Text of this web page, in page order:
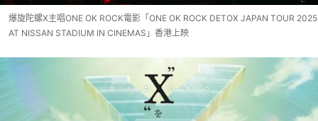
爆旋陀螺X主唱ONE OK ROCK電影「ONE OK ROCK DETOX JAPAN TOUR 2025
AT NISSAN STADIUM IN CINEMAS」香港上映